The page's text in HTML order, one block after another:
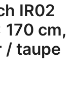
IR02
cm,
/ taupe